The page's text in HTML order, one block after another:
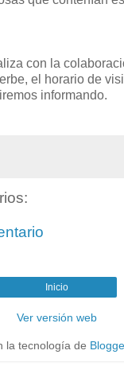
con la
el horario de
informando.
Inicio
Ver versión web
la tecnología de